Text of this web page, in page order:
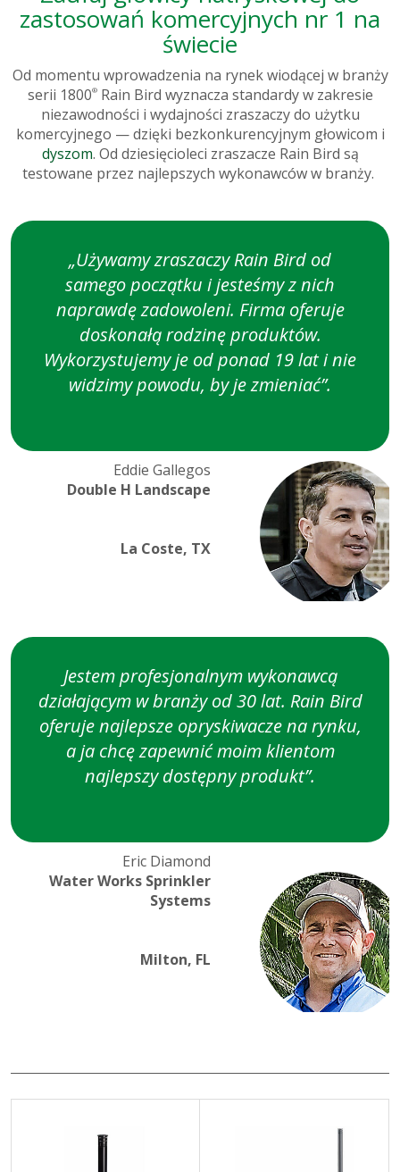
zastosowań komercyjnych nr 1 na
świecie
Od momentu wprowadzenia na rynek wiodącej w branży
serii 1800®Rain Bird wyznacza standardy w zakresie
niezawodności i wydajności zraszaczy do użytku
komercyjnego — dzięki bezkonkurencyjnym głowicom i
dyszom. Od dziesięcioleci zraszacze Rain Bird są
testowane przez najlepszych wykonawców w branży.
Tekst
„Używamy zraszaczy Rain Bird od
samego początku i jesteśmy z nich
naprawdę zadowoleni. Firma oferuje
doskonałą rodzinę produktów.
Wykorzystujemy je od ponad 19 lat i nie
widzimy powodu, by je zmieniać”.
Otwór
opcje
Eddie Gallegos
Double H Landscape
La Coste, TX
Tekst
Jestem profesjonalnym wykonawcą
działającym w branży od 30 lat. Rain Bird
oferuje najlepsze opryskiwacze na rynku,
a ja chcę zapewnić moim klientom
najlepszy dostępny produkt”.
Otwórz
opcje
Eric Diamond
Water Works Sprinkler
Systems
Milton, FL